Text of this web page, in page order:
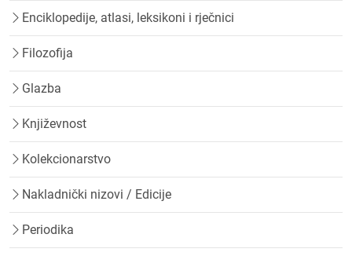
Enciklopedije, atlasi, leksikoni i rječnici
Filozofija
Glazba
Književnost
Kolekcionarstvo
Nakladnički nizovi / Edicije
Periodika